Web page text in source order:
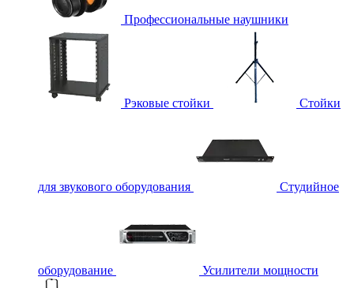
Профессиональные наушники
Рэковые стойки Стойки
для звукового оборудования Студийное
оборудование Усилители мощности